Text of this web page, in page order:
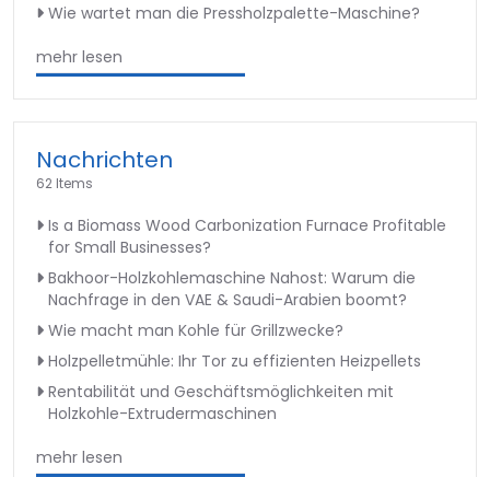
Wie wartet man die Pressholzpalette-Maschine?
mehr lesen
Nachrichten
62 Items
Is a Biomass Wood Carbonization Furnace Profitable
for Small Businesses?
Bakhoor-Holzkohlemaschine Nahost: Warum die
Nachfrage in den VAE & Saudi-Arabien boomt?
Wie macht man Kohle für Grillzwecke?
Holzpelletmühle: Ihr Tor zu effizienten Heizpellets
Rentabilität und Geschäftsmöglichkeiten mit
Holzkohle-Extrudermaschinen
mehr lesen